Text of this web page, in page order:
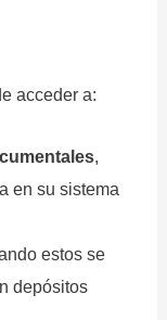
acceder a:
,
en su sistema
estos se
depósitos